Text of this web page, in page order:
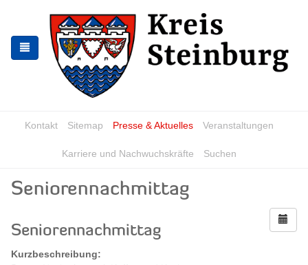
springen
springen
Kontakt Sitemap Presse & Aktuelles Veranstaltungen
Karriere und Nachwuchskräfte Suchen
Seniorennachmittag
Seniorennachmittag
Kurzbeschreibung: